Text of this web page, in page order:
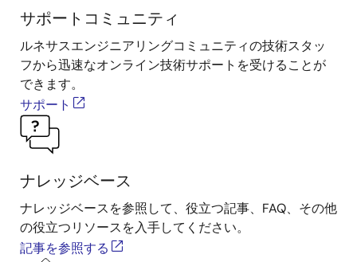
サポートコミュニティ
ルネサスエンジニアリングコミュニティの技術スタッ
フから迅速なオンライン技術サポートを受けることが
できます。
サポート
ナレッジベース
ナレッジベースを参照して、役立つ記事、FAQ、その他
の役立つリソースを入手してください。
記事を参照する